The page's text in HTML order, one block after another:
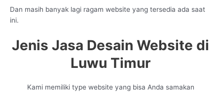
Dan masih banyak lagi ragam website yang tersedia ada saat
ini.
Jenis Jasa Desain Website di
Luwu Timur
Kami memiliki type website yang bisa Anda samakan